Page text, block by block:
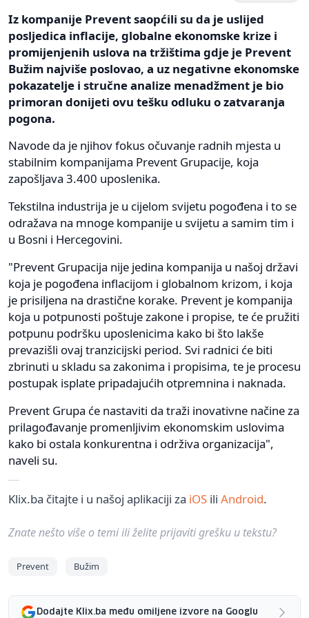
Iz kompanije Prevent saopćili su da je uslijed
posljedica inflacije, globalne ekonomske krize i
promijenjenih uslova na tržištima gdje je Prevent
Bužim najviše poslovao, a uz negativne ekonomske
pokazatelje i stručne analize menadžment je bio
primoran donijeti ovu tešku odluku o zatvaranja
pogona.
Navode da je njihov fokus očuvanje radnih mjesta u
stabilnim kompanijama Prevent Grupacije, koja
zapošljava 3.400 uposlenika.
Tekstilna industrija je u cijelom svijetu pogođena i to se
odražava na mnoge kompanije u svijetu a samim tim i
u Bosni i Hercegovini.
"Prevent Grupacija nije jedina kompanija u našoj državi
koja je pogođena inflacijom i globalnom krizom, i koja
je prisiljena na drastične korake. Prevent je kompanija
koja u potpunosti poštuje zakone i propise, te će pružiti
potpunu podršku uposlenicima kako bi što lakše
prevazišli ovaj tranzicijski period. Svi radnici će biti
zbrinuti u skladu sa zakonima i propisima, te je procesu
postupak isplate pripadajućih otpremnina i naknada.
Prevent Grupa će nastaviti da traži inovativne načine za
prilagođavanje promenljivim ekonomskim uslovima
kako bi ostala konkurentna i održiva organizacija",
naveli su.
Klix.ba čitajte i u našoj aplikaciji za iOS ili Android.
Znate nešto više o temi ili želite prijaviti grešku u tekstu?
Prevent Bužim
Dodajte Klix.ba među omiljene izvore na Googlu